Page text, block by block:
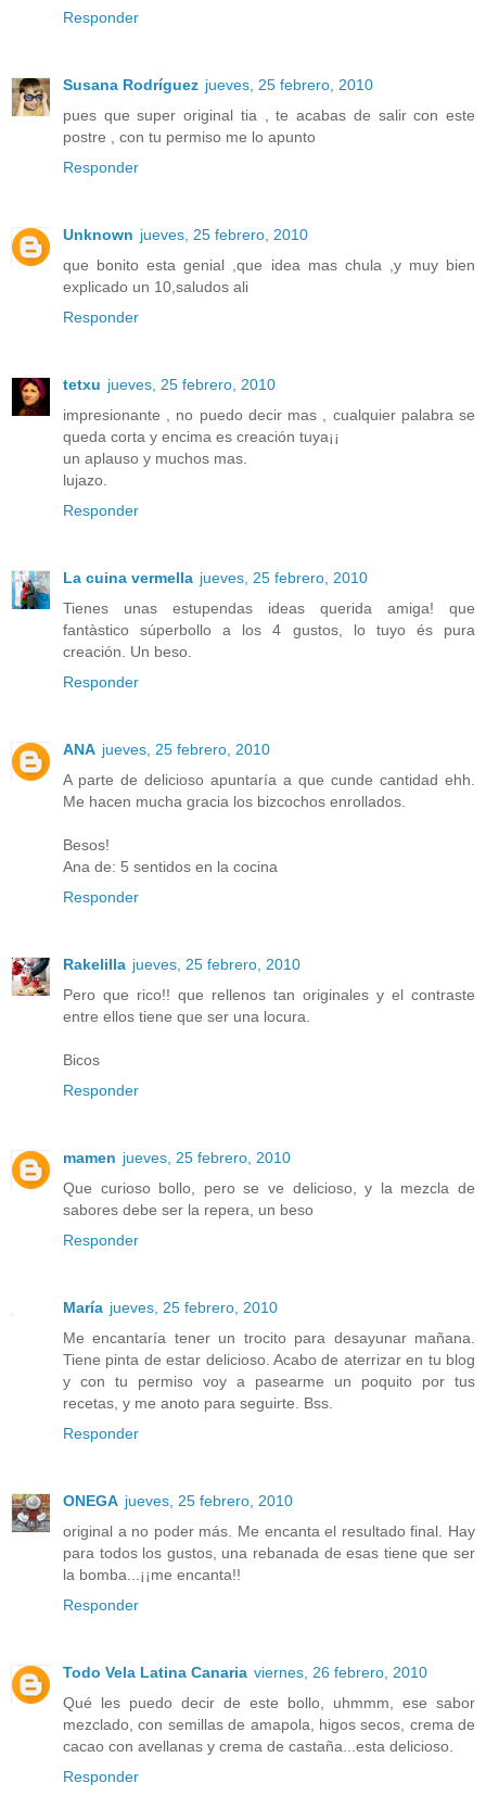
Responder
Susana Rodríguez jueves, 25 febrero, 2010
pues que super original tia , te acabas de salir con este
postre , con tu permiso me lo apunto
Responder
Unknown jueves, 25 febrero, 2010
que bonito esta genial ,que idea mas chula ,y muy bien
explicado un 10,saludos ali
Responder
tetxu jueves, 25 febrero, 2010
impresionante , no puedo decir mas , cualquier palabra se
queda corta y encima es creación tuya¡¡
un aplauso y muchos mas.
lujazo.
Responder
La cuina vermella jueves, 25 febrero, 2010
Tienes unas estupendas ideas querida amiga! que
fantàstico súperbollo a los 4 gustos, lo tuyo és pura
creación. Un beso.
Responder
ANA jueves, 25 febrero, 2010
A parte de delicioso apuntaría a que cunde cantidad ehh.
Me hacen mucha gracia los bizcochos enrollados.
Besos!
Ana de: 5 sentidos en la cocina
Responder
Rakelilla jueves, 25 febrero, 2010
Pero que rico!! que rellenos tan originales y el contraste
entre ellos tiene que ser una locura.
Bicos
Responder
mamen jueves, 25 febrero, 2010
Que curioso bollo, pero se ve delicioso, y la mezcla de
sabores debe ser la repera, un beso
Responder
María jueves, 25 febrero, 2010
Me encantaría tener un trocito para desayunar mañana.
Tiene pinta de estar delicioso. Acabo de aterrizar en tu blog
y con tu permiso voy a pasearme un poquito por tus
recetas, y me anoto para seguirte. Bss.
Responder
ONEGA jueves, 25 febrero, 2010
original a no poder más. Me encanta el resultado final. Hay
para todos los gustos, una rebanada de esas tiene que ser
la bomba...¡¡me encanta!!
Responder
Todo Vela Latina Canaria viernes, 26 febrero, 2010
Qué les puedo decir de este bollo, uhmmm, ese sabor
mezclado, con semillas de amapola, higos secos, crema de
cacao con avellanas y crema de castaña...esta delicioso.
Responder